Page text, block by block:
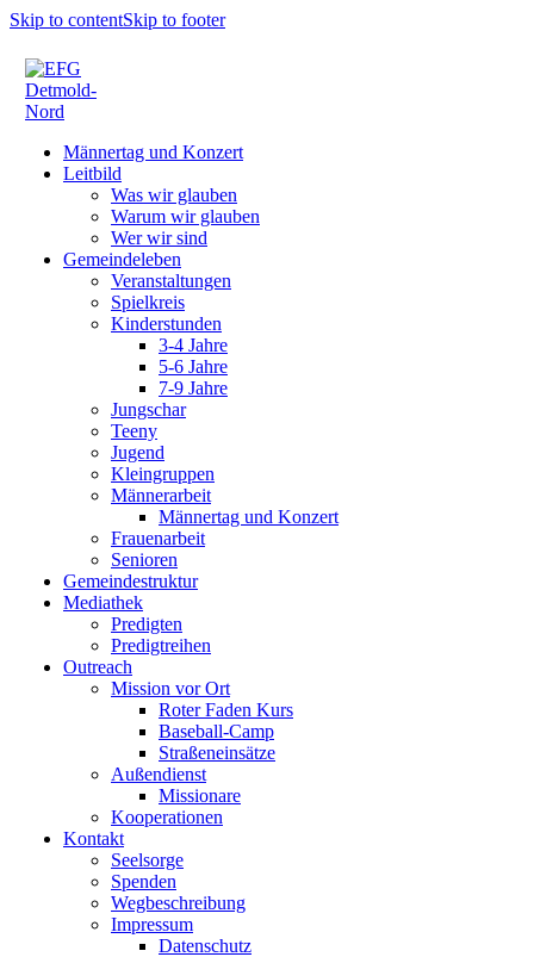
Skip to contentSkip to footer
Männertag und Konzert
Leitbild
Was wir glauben
Warum wir glauben
Wer wir sind
Gemeindeleben
Veranstaltungen
Spielkreis
Kinderstunden
3-4 Jahre
5-6 Jahre
7-9 Jahre
Jungschar
Teeny
Jugend
Kleingruppen
Männerarbeit
Männertag und Konzert
Frauenarbeit
Senioren
Gemeindestruktur
Mediathek
Predigten
Predigtreihen
Outreach
Mission vor Ort
Roter Faden Kurs
Baseball-Camp
Straßeneinsätze
Außendienst
Missionare
Kooperationen
Kontakt
Seelsorge
Spenden
Wegbeschreibung
Impressum
Datenschutz